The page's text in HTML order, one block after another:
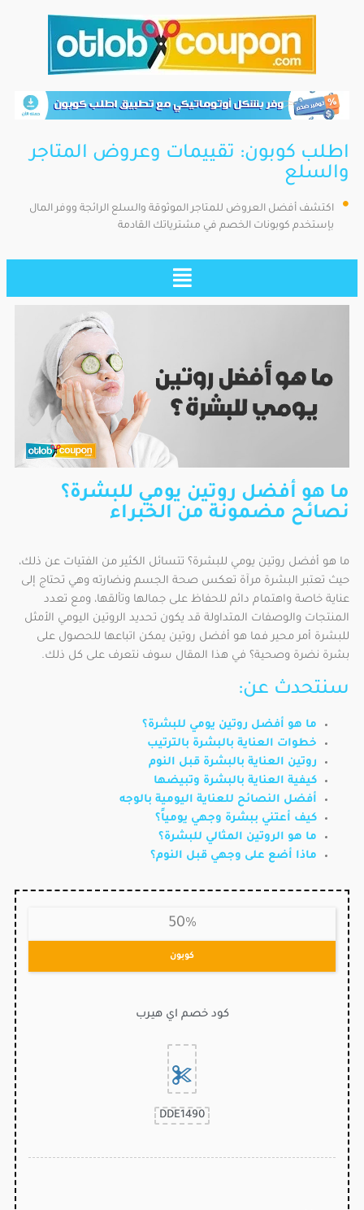
اطلب كوبون: تقييمات وعروض المتاجر
والسلع
اكتشف أفضل العروض للمتاجر الموثوقة والسلع الرائجة ووفر المال
بإستخدم كوبونات الخصم في مشترياتك القادمة
ما هو أفضل روتين يومي للبشرة؟
نصائح مضمونة من الخبراء
ما هو أفضل روتين يومي للبشرة؟ تتسائل الكثير من الفتيات عن ذلك،
حيث تعتبر البشرة مرآة تعكس صحة الجسم ونضارته وهي تحتاج إلى
عناية خاصة واهتمام دائم للحفاظ على جمالها وتألقها، ومع تعدد
المنتجات والوصفات المتداولة قد يكون تحديد الروتين اليومي الأمثل
للبشرة أمر محير فما هو أفضل روتين يمكن اتباعها للحصول على
بشرة نضرة وصحية؟ في هذا المقال سوف نتعرف على كل ذلك.
سنتحدث عن:
ما هو أفضل روتين يومي للبشرة؟
خطوات العناية بالبشرة بالترتيب
روتين العناية بالبشرة قبل النوم
كيفية العناية بالبشرة وتبيضها
أفضل النصائح للعناية اليومية بالوجه
كيف أعتني ببشرة وجهي يومياً؟
ما هو الروتين المثالي للبشرة؟
ماذا أضع على وجهي قبل النوم؟
50%
كوبون
كود خصم اي هيرب
DDE1490